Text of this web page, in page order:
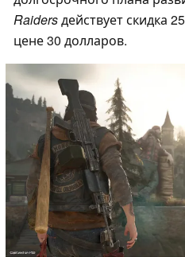
Raidersдействует скидка
цене 30 долларов.